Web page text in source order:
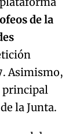
de la
Asimismo,
principal
la Junta.